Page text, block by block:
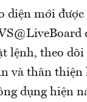
diện mới
lệnh, theo
và thân
dụng hiện